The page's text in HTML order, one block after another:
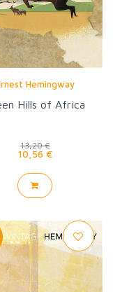
Hemingway
Hills of Africa
13,20 €
10,56 €